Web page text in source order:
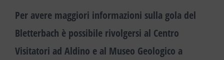
Per avere maggiori informazioni sulla gola del
Bletterbach è possibile rivolgersi al Centro
Visitatori ad Aldino e al Museo Geologico a